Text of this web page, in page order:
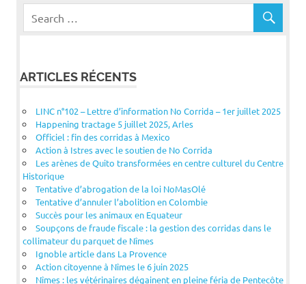
ARTICLES RÉCENTS
LINC n°102 – Lettre d’information No Corrida – 1er juillet 2025
Happening tractage 5 juillet 2025, Arles
Officiel : fin des corridas à Mexico
Action à Istres avec le soutien de No Corrida
Les arènes de Quito transformées en centre culturel du Centre
Historique
Tentative d’abrogation de la loi NoMasOlé
Tentative d’annuler l’abolition en Colombie
Succès pour les animaux en Equateur
Soupçons de fraude fiscale : la gestion des corridas dans le
collimateur du parquet de Nîmes
Ignoble article dans La Provence
Action citoyenne à Nîmes le 6 juin 2025
Nîmes : les vétérinaires dégainent en pleine féria de Pentecôte